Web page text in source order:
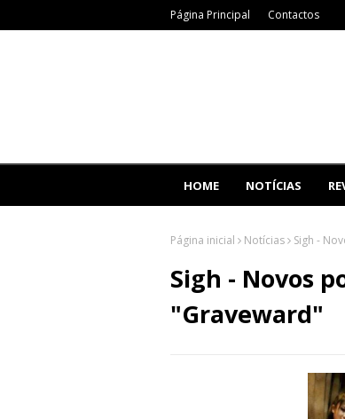
Página Principal Contactos
HOME NOTÍCIAS
Página inicial Notícias Sigh -
Sigh - Novos
"Graveward"